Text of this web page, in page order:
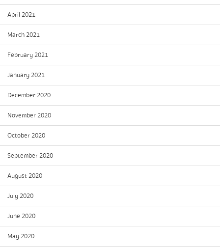
April 2021
March 2021
February 2021
January 2021
December 2020
November 2020
October 2020
September 2020
August 2020
July 2020
June 2020
May 2020